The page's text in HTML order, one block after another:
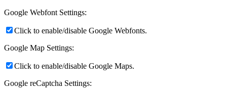
Google Webfont Settings:
Click to enable/disable Google Webfonts.
Google Map Settings:
Click to enable/disable Google Maps.
Google reCaptcha Settings: